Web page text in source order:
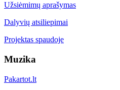
Užsiėmimų aprašymas
Dalyvių atsiliepimai
Projektas spaudoje
Muzika
Pakartot.lt